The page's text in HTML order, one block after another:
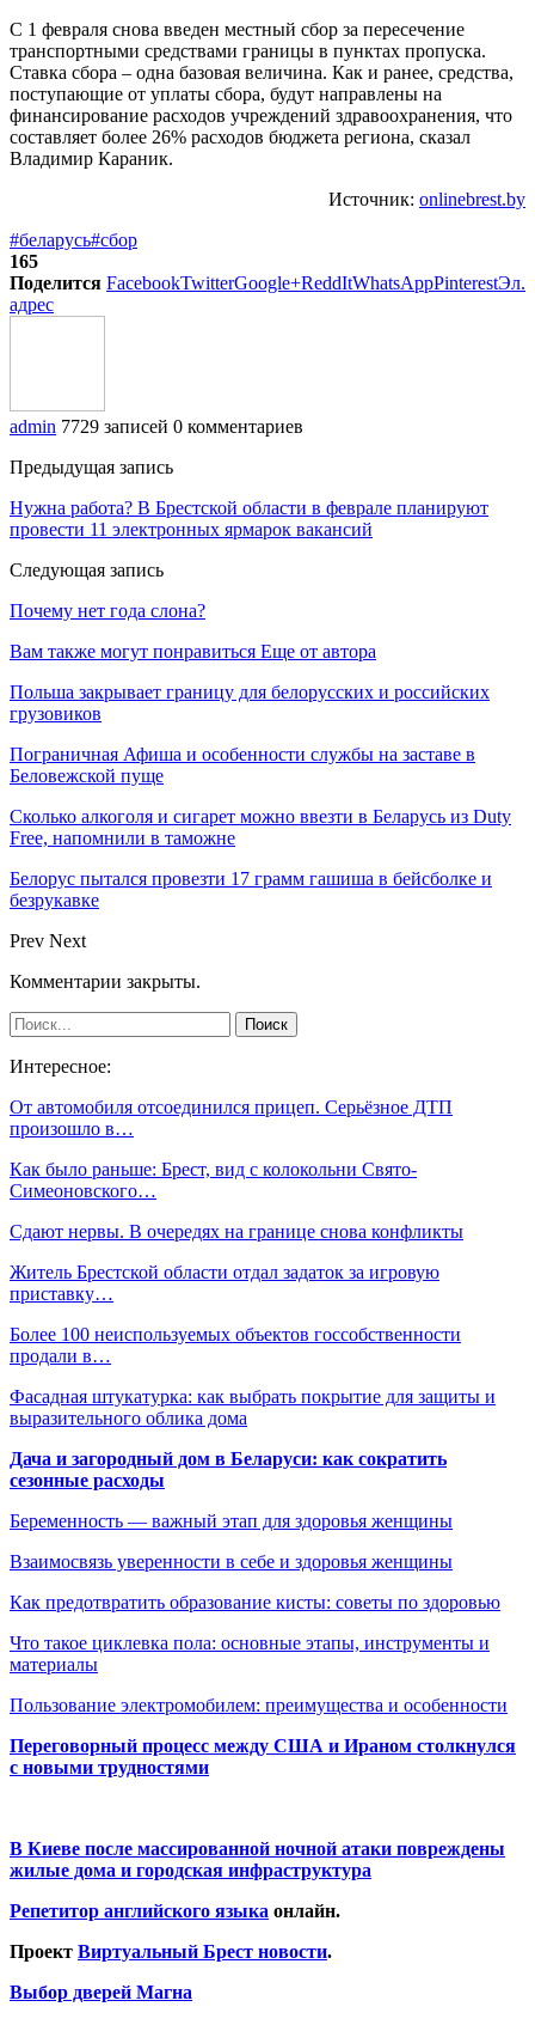
С 1 февраля снова введен местный сбор за пересечение
транспортными средствами границы в пунктах пропуска.
Ставка сбора – одна базовая величина. Как и ранее, средства,
поступающие от уплаты сбора, будут направлены на
финансирование расходов учреждений здравоохранения, что
составляет более 26% расходов бюджета региона, сказал
Владимир Караник.
Источник: onlinebrest.by
#беларусь#сбор
165
Поделится FacebookTwitterGoogle+ReddItWhatsAppPinterestЭл.
адрес
admin 7729 записей 0 комментариев
Предыдущая запись
Нужна работа? В Брестской области в феврале планируют
провести 11 электронных ярмарок вакансий
Следующая запись
Почему нет года слона?
Вам также могут понравиться Еще от автора
Польша закрывает границу для белорусских и российских
грузовиков
Пограничная Афиша и особенности службы на заставе в
Беловежской пуще
Сколько алкоголя и сигарет можно ввезти в Беларусь из Duty
Free, напомнили в таможне
Белорус пытался провезти 17 грамм гашиша в бейсболке и
безрукавке
Prev Next
Комментарии закрыты.
Интересное:
От автомобиля отсоединился прицеп. Серьёзное ДТП
произошло в…
Как было раньше: Брест, вид с колокольни Cвято-
Симеоновского…
Сдают нервы. В очередях на границе снова конфликты
Житель Брестской области отдал задаток за игровую
приставку…
Более 100 неиспользуемых объектов госсобственности
продали в…
Фасадная штукатурка: как выбрать покрытие для защиты и
выразительного облика дома
Дача и загородный дом в Беларуси: как сократить
сезонные расходы
Беременность — важный этап для здоровья женщины
Взаимосвязь уверенности в себе и здоровья женщины
Как предотвратить образование кисты: советы по здоровью
Что такое циклевка пола: основные этапы, инструменты и
материалы
Пользование электромобилем: преимущества и особенности
Переговорный процесс между США и Ираном столкнулся
с новыми трудностями
В Киеве после массированной ночной атаки повреждены
жилые дома и городская инфраструктура
Репетитор английского языка онлайн.
Проект Виртуальный Брест новости.
Выбор дверей Магна